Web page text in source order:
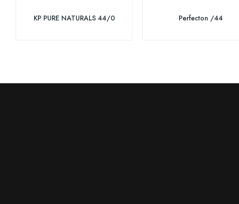
KP PURE NATURALS 44/0 Perfecton /44